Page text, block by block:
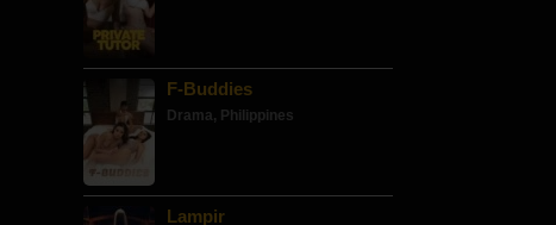
F-Buddies
Drama, Philippines
Lampir